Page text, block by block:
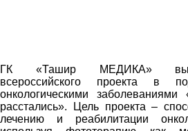
ГК «Ташир МЕДИКА»
всероссийского проекта в
онкологическими
расстались». Цель проекта –
лечению и реабилитации